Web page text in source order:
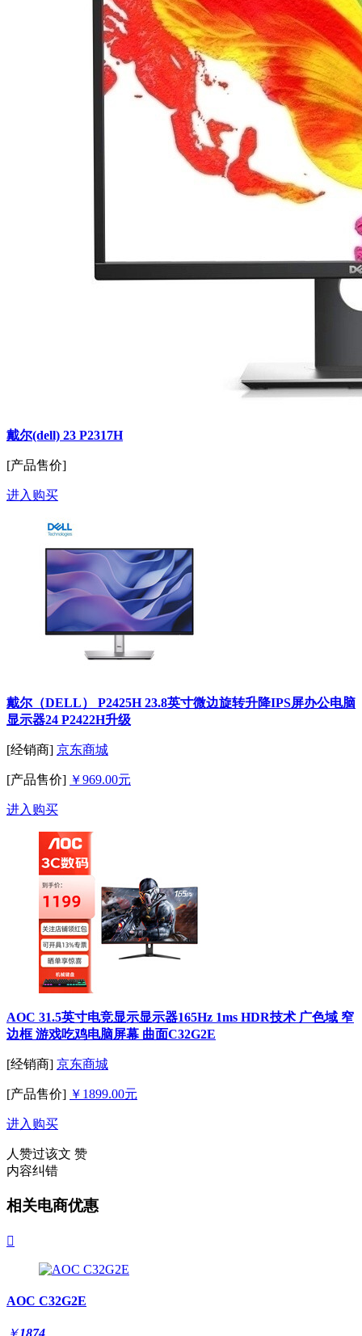
戴尔(dell) 23 P2317H
[产品售价]
进入购买
戴尔（DELL） P2425H 23.8英寸微边旋转升降IPS屏办公电脑
显示器24 P2422H升级
[经销商] 京东商城
[产品售价] ￥969.00元
进入购买
AOC 31.5英寸电竞显示显示器165Hz 1ms HDR技术 广色域 窄
边框 游戏吃鸡电脑屏幕 曲面C32G2E
[经销商] 京东商城
[产品售价] ￥1899.00元
进入购买
人赞过该文 赞
内容纠错
相关电商优惠

AOC C32G2E